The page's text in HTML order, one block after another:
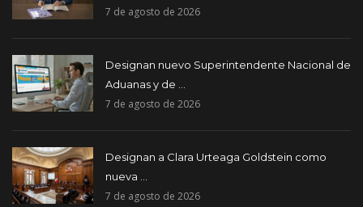
7 de agosto de 2026
Designan nuevo Superintendente Nacional de
Aduanas y de ...
7 de agosto de 2026
Designan a Clara Urteaga Goldstein como
nueva ...
7 de agosto de 2026